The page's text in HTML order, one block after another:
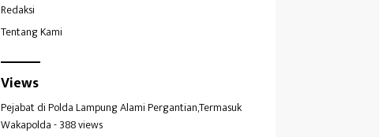
Redaksi
Tentang Kami
Views
Pejabat di Polda Lampung Alami Pergantian,Termasuk
Wakapolda- 388 views